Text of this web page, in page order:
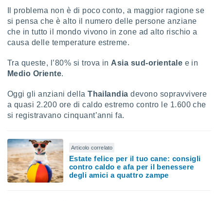
dei
su
dati
la
creare
la
per
Il problema non è di poco conto, a maggior ragione se
si pensa che è alto il numero delle persone anziane
che in tutto il mondo vivono in zone ad alto rischio a
causa delle temperature estreme.
Tra queste, l’80% si trova in Asia sud-orientale e in
Medio Oriente.
Oggi gli anziani dellaThailandiadevono sopravvivere
a quasi 2.200 ore di caldo estremo contro le 1.600 che
si registravano cinquant’anni fa.
Articolo correlato
Estate felice per il tuo cane: consigli
contro caldo e afa per il benessere
degli amici a quattro zampe